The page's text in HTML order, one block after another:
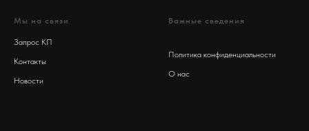
Мы на связи
Запрос КП
Контакты
Новости
Важные сведения
Политика конфиденциальности
О нас